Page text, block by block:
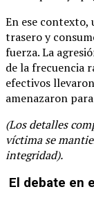
En ese contexto,
trasero y
fuerza. La
de la frecuencia
efectivos
amenazaron
(Los detalles
víctima se
integridad).
El debate en